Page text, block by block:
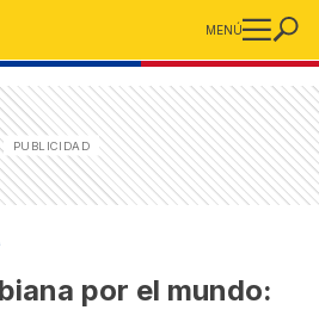
MENÚ
por el mundo: